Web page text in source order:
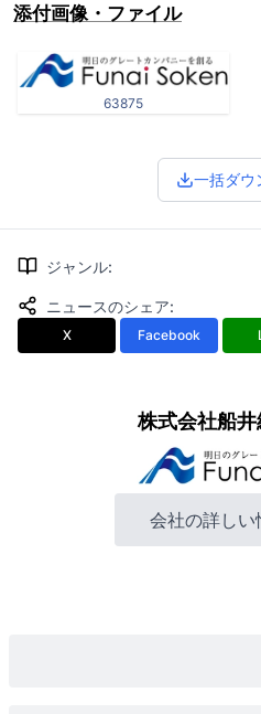
添付画像・ファイル
63875
一括ダウ
ジャンル:
ニュースのシェア:
X Facebook
株式会社船
会社の詳しい